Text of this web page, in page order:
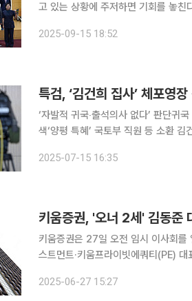
고 있는 상황에 주저하면 기회를 놓친다”며
자근 국민의힘 의원과 공동으로 주최
2025-09-15 18:52
특검, ‘김건희 집사’ 체포영
‘자발적 귀국‧출석의사 없다’ 판단귀
색‘양평 특혜’ 국토부 직원 등 소환 김건희 여사 의혹을 수사하는 민중기 특별검사팀이 15일 김 여사
서 “속칭 ‘집사 게이트’ 사건과 관련
2025-07-15 16:35
키움증권, '오너 2세' 김동준
키움증권은 27일 오전 임시 이사회를
스트먼트·키움프라이빗에쿼티(PE) 대표를
장을 선임함으로써 단독 의장에 대한
2025-06-27 15:27